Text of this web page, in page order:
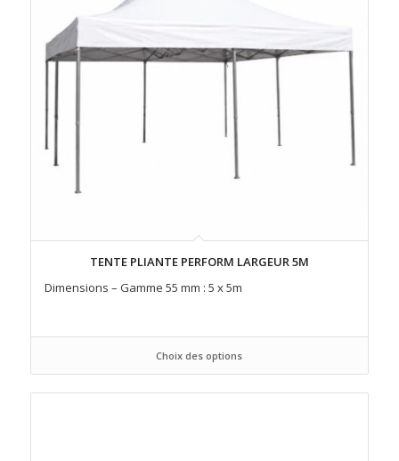
TENTE PLIANTE PERFORM LARGEUR 5M
Dimensions – Gamme 55 mm : 5 x 5m
Choix des options